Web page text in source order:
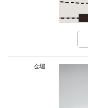
会場